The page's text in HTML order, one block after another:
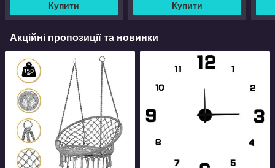
Купити Купити
Акційні пропозиції та новинки